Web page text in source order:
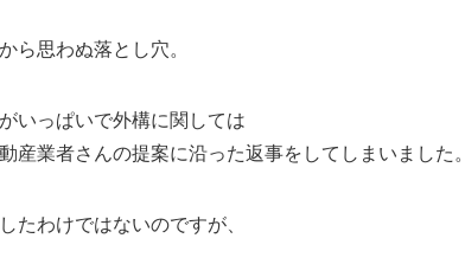
ら思わぬ落とし穴。
いっぱいで外構に関しては
産業者さんの提案に沿った返事をしてしまいました。
たわけではないのですが、